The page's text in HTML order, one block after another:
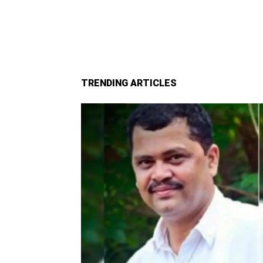
TRENDING ARTICLES